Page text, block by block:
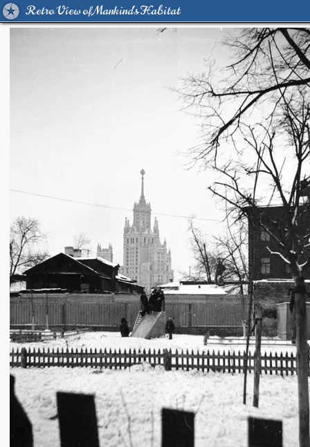
Retro View of Mankind's Habitat